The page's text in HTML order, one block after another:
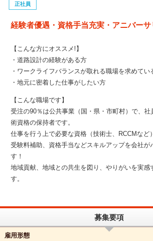
正社員
経験者優遇・資格手当充実・アニバーサ
【こんな方にオススメ!】
・道路設計の経験がある方
・ワークライフバランスが取れる職場を求めてい
・地元に密着した仕事がしたい方
【こんな職場です】
受注の90％は公共事業（国・県・市町村）で、社
術資格の保持者です。
仕事を行う上で必要な資格（技術士、RCCMなど
受験料補助、資格手当などスキルアップを会社が
す！
地域貢献、地域との共生を図り、やりがいを実感
す。
募集要項
雇用形態